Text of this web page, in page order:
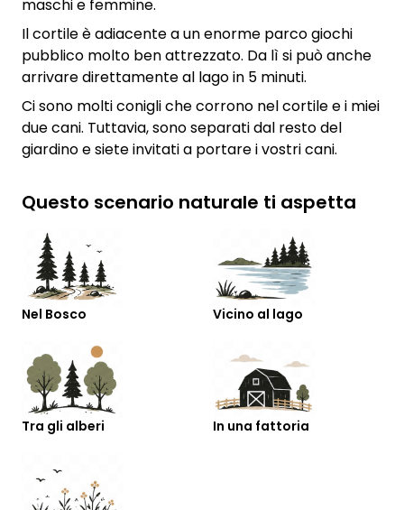
maschi e femmine.
Il cortile è adiacente a un enorme parco giochi
pubblico molto ben attrezzato. Da lì si può anche
arrivare direttamente al lago in 5 minuti.
Ci sono molti conigli che corrono nel cortile e i miei
due cani. Tuttavia, sono separati dal resto del
giardino e siete invitati a portare i vostri cani.
Questo scenario naturale ti aspetta
Nel Bosco Vicino al lago
Tra gli alberi In una fattoria